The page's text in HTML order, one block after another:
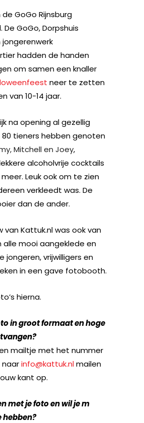
GoGo Rijnsburg
GoGo, Dorpshuis
jongerenwerk
hadden de handen
om samen een knaller
neer te zetten
van 10-14 jaar.
na opening al gezellig
80 tieners hebben genoten
Mitchell en Joey,
alcoholvrije cocktails
Leuk ook om te zien
verkleedt was. De
dan de ander.
van Kattuk.nl was ook van
alle mooi aangeklede en
jongeren, vrijwilligers en
in een gave fotobooth.
hierna.
in groot formaat en hoge
mailtje met het nummer
info@kattuk.nlmailen
kant op.
met je foto en wil je m
hebben?